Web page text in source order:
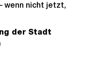
wenn nicht jetzt,
der Stadt